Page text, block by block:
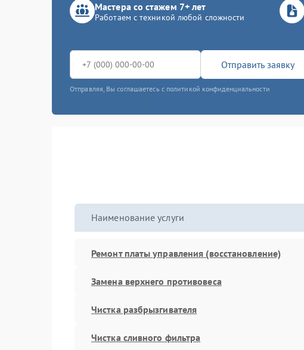
Мастера со стажем 7+ лет
Работаем с техникой любой сложности
Отправить заявку
Отправляя, Вы соглашаетесь с политикой конфиденциальности
Наименование услуги
Ремонт платы управления (восстановление)
Замена верхнего противовеса
Чистка разбрызгивателя
Чистка сливного фильтра